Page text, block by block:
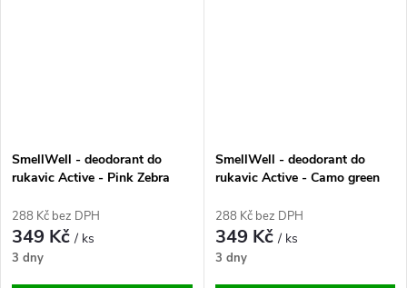
SmellWell - deodorant do
rukavic Active - Pink Zebra
288 Kč bez DPH
349 Kč/ ks
3 dny
SmellWell - deodorant do
rukavic Active - Camo green
288 Kč bez DPH
349 Kč/ ks
3 dny